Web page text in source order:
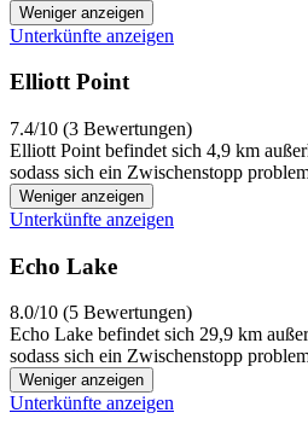
Weniger anzeigen
Unterkünfte anzeigen
Elliott Point
7.4/10 (3 Bewertungen)
Elliott Point befindet sich 4,9 km
sodass sich ein Zwischenstopp
Weniger anzeigen
Unterkünfte anzeigen
Echo Lake
8.0/10 (5 Bewertungen)
Echo Lake befindet sich 29,9 km
sodass sich ein Zwischenstopp
Weniger anzeigen
Unterkünfte anzeigen